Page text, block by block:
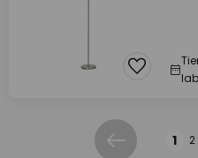
Anterior 1 2